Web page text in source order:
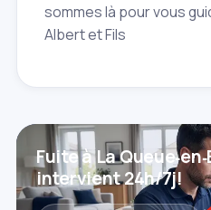
sommes là pour vous
Albert et Fils
Fuite à La
intervient 24h/7j!